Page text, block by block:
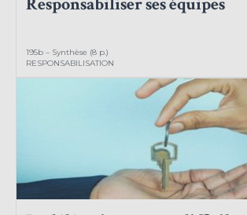
195b – Synthèse (8 p.)
RESPONSABILISATION